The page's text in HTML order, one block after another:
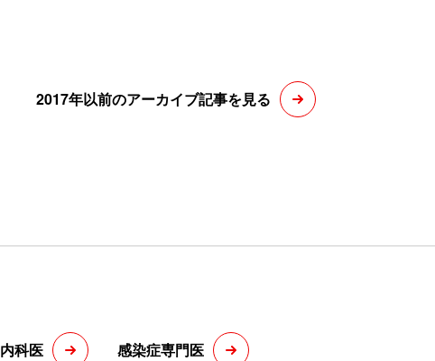
2017年以前のアーカイブ記事を見る
内科医 感染症専門医